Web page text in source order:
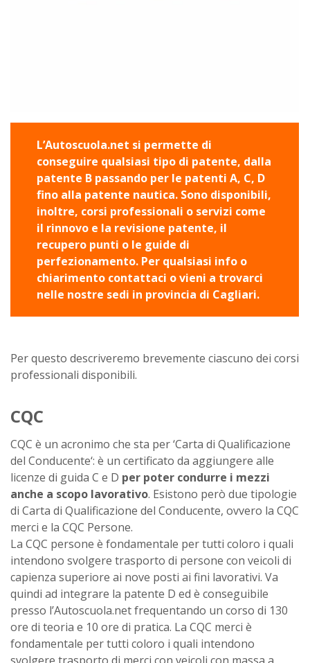
L’Autoscuola.net si permette di
conseguire qualsiasi tipo di patente, dalla
patente B passando per le patenti A, C, D
fino alla patente nautica. Sono disponibili,
inoltre, corsi professionali o servizi come
il rinnovo e la revisione patente, il
recupero punti o le guide di
perfezionamento. Per qualsiasi info o
chiarimento contattaci o vieni a trovarci
nelle nostre sedi in provincia di Cagliari.
Per questo descriveremo brevemente ciascuno dei corsi
professionali disponibili.
CQC
CQC è un acronimo che sta per ‘Carta di Qualificazione
del Conducente‘: è un certificato da aggiungere alle
licenze di guida C e D per poter condurre i mezzi
anche a scopo lavorativo. Esistono però due tipologie
di Carta di Qualificazione del Conducente, ovvero la CQC
merci e la CQC Persone.
La CQC persone è fondamentale per tutti coloro i quali
intendono svolgere trasporto di persone con veicoli di
capienza superiore ai nove posti ai fini lavorativi. Va
quindi ad integrare la patente D ed è conseguibile
presso l’Autoscuola.net frequentando un corso di 130
ore di teoria e 10 ore di pratica. La CQC merci è
fondamentale per tutti coloro i quali intendono